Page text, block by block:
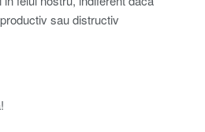
sau distructiv